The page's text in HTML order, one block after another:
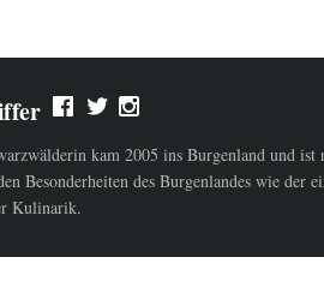
kam 2005 ins Burgenland und
Besonderheiten des Burgenlandes wie
Kulinarik.